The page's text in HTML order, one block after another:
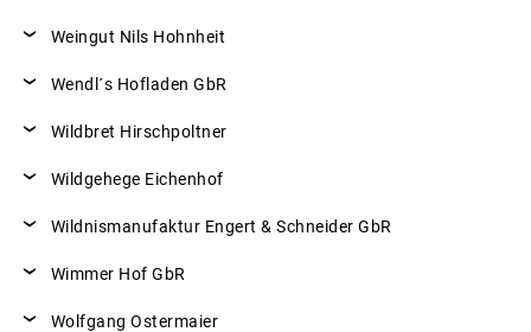
Weingut Nils Hohnheit
Wendl´s Hofladen GbR
Wildbret Hirschpoltner
Wildgehege Eichenhof
Wildnismanufaktur Engert & Schneider GbR
Wimmer Hof GbR
Wolfgang Ostermaier